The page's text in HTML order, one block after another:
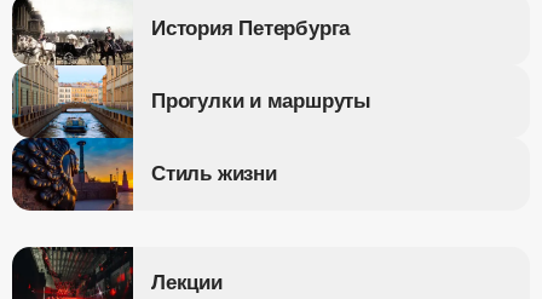
История Петербурга
Прогулки и маршруты
Стиль жизни
Лекции